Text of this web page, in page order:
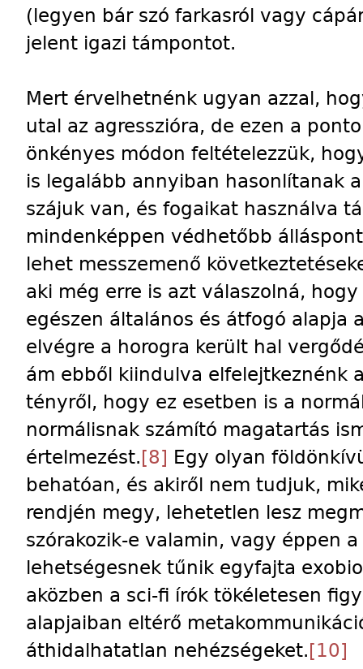
(legyen bár szó farkasról vagy
jelent igazi támpontot.
Mert érvelhetnénk ugyan azzal,
utal az agresszióra, de ezen a
önkényes módon feltételezzük,
is legalább annyiban hasonlítanak
szájuk van, és fogaikat használva
mindenképpen védhetőbb
lehet messzemenő
aki még erre is azt válaszolná,
egészen általános és átfogó alapja
elvégre a horogra került hal
ám ebből kiindulva elfelejtkeznénk
tényről, hogy ez esetben is a
normálisnak számító magatartás
értelmezést.[8] Egy olyan
behatóan, és akiről nem tudjuk,
rendjén megy, lehetetlen lesz
szórakozik-e valamin, vagy éppen
lehetségesnek tűnik egyfajta
aközben a sci-fi írók tökéletesen
alapjaiban eltérő
áthidalhatatlan nehézségeket.[10]